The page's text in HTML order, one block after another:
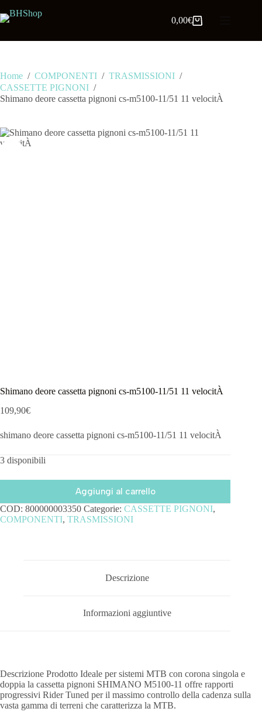
0,00€
Home / COMPONENTI / TRASMISSIONI /
CASSETTE PIGNONI /
Shimano deore cassetta pignoni cs-m5100-11/51 11 velocitÀ
Shimano deore cassetta pignoni cs-m5100-11/51 11 velocitÀ
109,90€
shimano deore cassetta pignoni cs-m5100-11/51 11 velocitÀ
3 disponibili
Aggiungi al carrello
COD: 800000003350 Categorie: CASSETTE PIGNONI,
COMPONENTI, TRASMISSIONI
Descrizione
Informazioni aggiuntive
Descrizione Prodotto Ideale per sistemi MTB con corona singola e
doppia la cassetta pignoni SHIMANO M5100-11 offre rapporti
progressivi Rider Tuned per il massimo controllo della cadenza sulla
vasta gamma di terreni che caratterizza la MTB.